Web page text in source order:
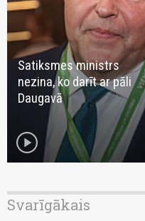
Satiksmes ministrs
nezina, ko darīt ar pāli
Daugavā
play_circle
Svarīgākais